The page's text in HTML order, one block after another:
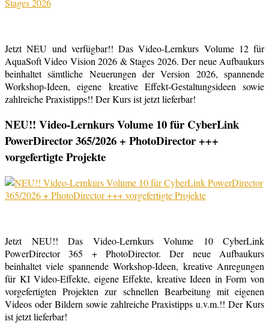
Jetzt NEU und verfügbar!! Das Video-Lernkurs Volume 12 für
AquaSoft Video Vision 2026 & Stages 2026. Der neue Aufbaukurs
beinhaltet sämtliche Neuerungen der Version 2026, spannende
Workshop-Ideen, eigene kreative Effekt-Gestaltungsideen sowie
zahlreiche Praxistipps!! Der Kurs ist jetzt lieferbar!
NEU!! Video-Lernkurs Volume 10 für CyberLink
PowerDirector 365/2026 + PhotoDirector +++
vorgefertigte Projekte
Jetzt NEU!! Das Video-Lernkurs Volume 10 CyberLink
PowerDirector 365 + PhotoDirector. Der neue Aufbaukurs
beinhaltet viele spannende Workshop-Ideen, kreative Anregungen
für KI Video-Effekte, eigene Effekte, kreative Ideen in Form von
vorgefertigten Projekten zur schnellen Bearbeitung mit eigenen
Videos oder Bildern sowie zahlreiche Praxistipps u.v.m.!! Der Kurs
ist jetzt lieferbar!